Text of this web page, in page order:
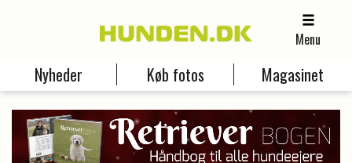
Menu
Nyheder Køb fotos Magasinet